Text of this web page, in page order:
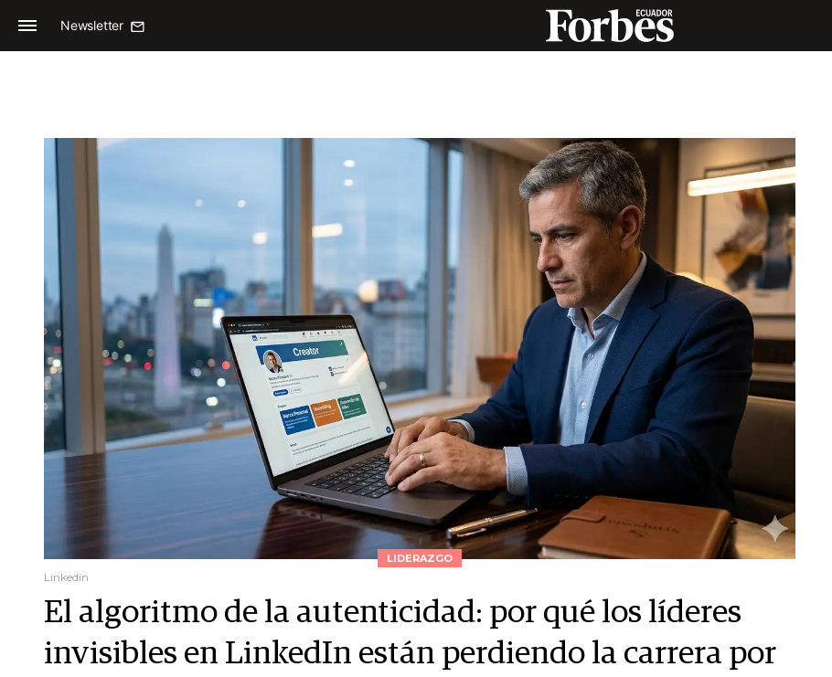
Newsletter
LIDERAZGO
Linkedin
El algoritmo de la autenticidad: por qué los líderes
invisibles en LinkedIn están perdiendo la carrera por